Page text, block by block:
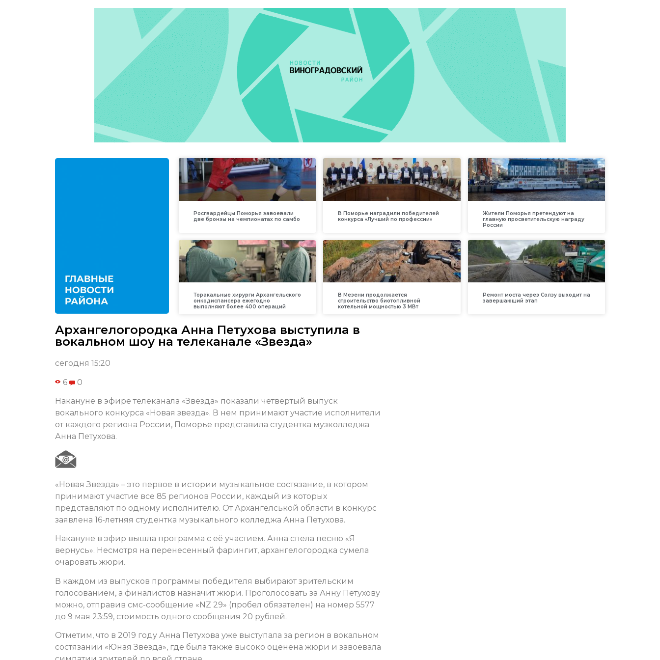
Росгвардейцы Поморья завоевали
две бронзы на чемпионатах по самбо
В Поморье наградили победителей
конкурса «Лучший по профессии»
Жители Поморья претендуют на
главную просветительскую награду
России
Торакальные хирурги Архангельского
онкодиспансера ежегодно
выполняют более 400 операций
В Мезени продолжается
строительство биотопливной
котельной мощностью 3 МВт
Ремонт моста через Солзу выходит на
завершающий этап
Архангелогородка Анна Петухова выступила в
вокальном шоу на телеканале «Звезда»
сегодня 15:20
6 0
Накануне в эфире телеканала «Звезда» показали четвертый выпуск
вокального конкурса «Новая звезда». В нем принимают участие исполнители
от каждого региона России, Поморье представила студентка музколледжа
Анна Петухова.
«Новая Звезда» – это первое в истории музыкальное состязание, в котором
принимают участие все 85 регионов России, каждый из которых
представляют по одному исполнителю. От Архангелськой области в конкурс
заявлена 16-летняя студентка музыкального колледжа Анна Петухова.
Накануне в эфир вышла программа с её участием. Анна спела песню «Я
вернусь». Несмотря на перенесенный фарингит, архангелогородка сумела
очаровать жюри.
В каждом из выпусков программы победителя выбирают зрительским
голосованием, а финалистов назначит жюри. Проголосовать за Анну Петухову
можно, отправив смс-сообщение «NZ 29» (пробел обязателен) на номер 5577
до 9 мая 23:59, стоимость одного сообщения 20 рублей.
Отметим, что в 2019 году Анна Петухова уже выступала за регион в вокальном
состязании «Юная Звезда», где была также высоко оценена жюри и завоевала